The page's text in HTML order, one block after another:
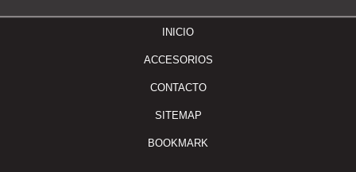
INICIO
ACCESORIOS
CONTACTO
SITEMAP
BOOKMARK